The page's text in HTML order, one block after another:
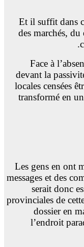
Et il suffit dans
des marchés,
Face à
devant la
locales censées
transformé en
Les gens en ont
messages et des
serait donc
provinciales de
dossier en
l’endroit